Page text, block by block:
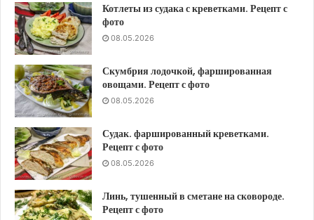
Котлеты из судака с креветками. Рецепт с
фото
08.05.2026
Скумбрия лодочкой, фаршированная
овощами. Рецепт с фото
08.05.2026
Судак. фаршированный креветками.
Рецепт с фото
08.05.2026
Линь, тушенный в сметане на сковороде.
Рецепт с фото